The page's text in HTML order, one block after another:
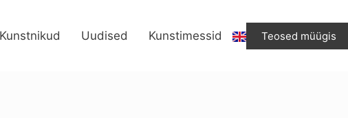
Kunstnikud Uudised Kunstimessid Teosed müügis